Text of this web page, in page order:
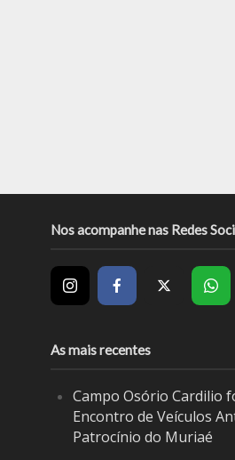
Nos acompanhe nas Redes
As mais recentes
Campo Osório Cardilio
Encontro de Veículos
Patrocínio do Muriaé